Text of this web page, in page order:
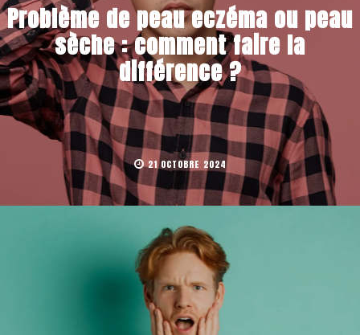
Problème de peau eczéma ou peau
sèche : comment faire la
différence ?
21 OCTOBRE 2024